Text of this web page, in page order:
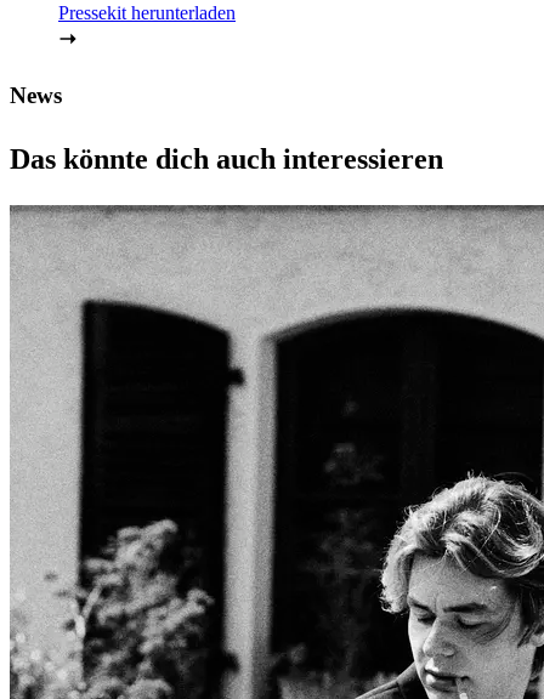
Pressekit herunterladen
News
Das könnte dich auch interessieren